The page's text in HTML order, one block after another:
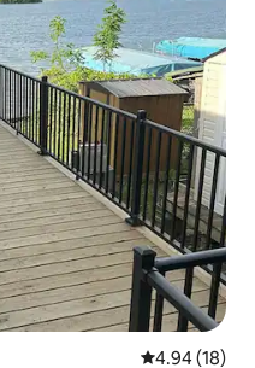
Calificación
4.94 (18)